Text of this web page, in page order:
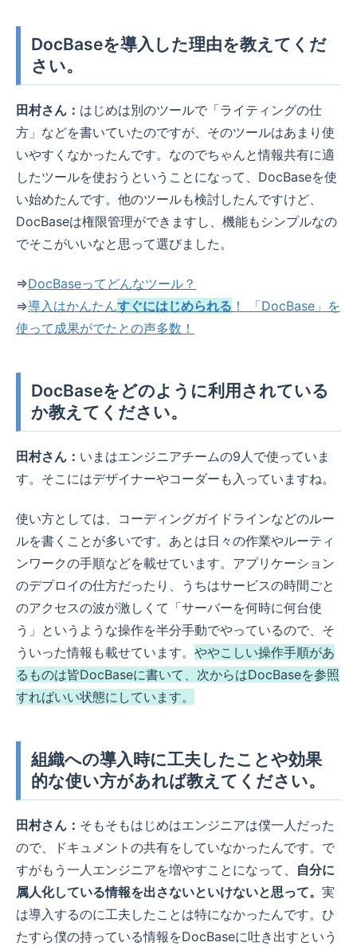
DocBaseを導入した理由を教えてくだ
さい。
田村さん： はじめは別のツールで「ライティングの仕
方」などを書いていたのですが、そのツールはあまり使
いやすくなかったんです。なのでちゃんと情報共有に適
したツールを使おうということになって、DocBaseを使
い始めたんです。他のツールも検討したんですけど、
DocBaseは権限管理ができますし、機能もシンプルなの
でそこがいいなと思って選びました。
⇒DocBaseってどんなツール？
⇒導入はかんたんすぐにはじめられる ！ 「DocBase」を
使って成果がでたとの声多数！
DocBaseをどのように利用されている
か教えてください。
田村さん： いまはエンジニアチームの9人で使っていま
す。そこにはデザイナーやコーダーも入っていますね。
使い方としては、コーディングガイドラインなどのルー
ルを書くことが多いです。あとは日々の作業やルーティ
ンワークの手順などを載せています。アプリケーション
のデプロイの仕方だったり、うちはサービスの時間ごと
のアクセスの波が激しくて「サーバーを何時に何台使
う」というような操作を半分手動でやっているので、そ
ういった情報も載せています。 ややこしい操作手順があ
るものは皆DocBaseに書いて、次からはDocBaseを参照
すればいい状態にしています。
組織への導入時に工夫したことや効果
的な使い方があれば教えてください。
田村さん： そもそもはじめはエンジニアは僕一人だった
ので、ドキュメントの共有をしていなかったんです。で
すがもう一人エンジニアを増やすことになって、 自分に
属人化している情報を出さないといけないと思って。 実
は導入するのに工夫したことは特になかったんです。ひ
たすら僕の持っている情報をDocBaseに吐き出すという